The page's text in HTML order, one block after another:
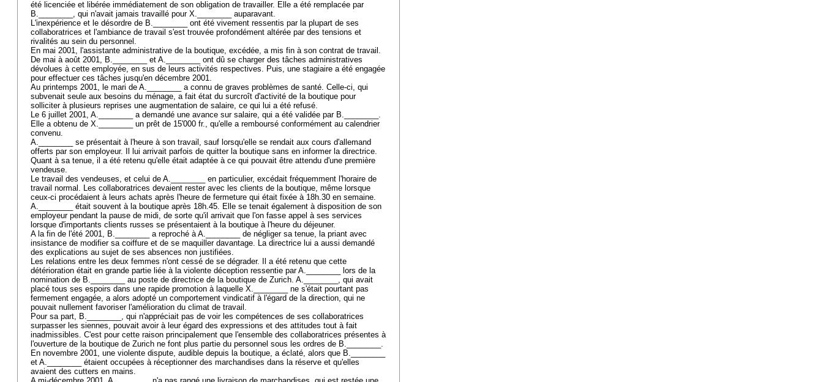
été licenciée et libérée immédiatement de son obligation de travailler. Elle a été remplacée par
B.________, qui n'avait jamais travaillé pour X.________ auparavant.
L'inexpérience et le désordre de B.________ ont été vivement ressentis par la plupart de ses
collaboratrices et l'ambiance de travail s'est trouvée profondément altérée par des tensions et
rivalités au sein du personnel.
En mai 2001, l'assistante administrative de la boutique, excédée, a mis fin à son contrat de travail.
De mai à août 2001, B.________ et A.________ ont dû se charger des tâches administratives
dévolues à cette employée, en sus de leurs activités respectives. Puis, une stagiaire a été engagée
pour effectuer ces tâches jusqu'en décembre 2001.
Au printemps 2001, le mari de A.________ a connu de graves problèmes de santé. Celle-ci, qui
subvenait seule aux besoins du ménage, a fait état du surcroît d'activité de la boutique pour
solliciter à plusieurs reprises une augmentation de salaire, ce qui lui a été refusé.
Le 6 juillet 2001, A.________ a demandé une avance sur salaire, qui a été validée par B.________.
Elle a obtenu de X.________ un prêt de 15'000 fr., qu'elle a remboursé conformément au calendrier
convenu.
A.________ se présentait à l'heure à son travail, sauf lorsqu'elle se rendait aux cours d'allemand
offerts par son employeur. Il lui arrivait parfois de quitter la boutique sans en informer la directrice.
Quant à sa tenue, il a été retenu qu'elle était adaptée à ce qui pouvait être attendu d'une première
vendeuse.
Le travail des vendeuses, et celui de A.________ en particulier, excédait fréquemment l'horaire de
travail normal. Les collaboratrices devaient rester avec les clients de la boutique, même lorsque
ceux-ci procédaient à leurs achats après l'heure de fermeture qui était fixée à 18h.30 en semaine.
A.________ était souvent à la boutique après 18h.45. Elle se tenait également à disposition de son
employeur pendant la pause de midi, de sorte qu'il arrivait que l'on fasse appel à ses services
lorsque d'importants clients russes se présentaient à la boutique à l'heure du déjeuner.
A la fin de l'été 2001, B.________ a reproché à A.________ de négliger sa tenue, la priant avec
insistance de modifier sa coiffure et de se maquiller davantage. La directrice lui a aussi demandé
des explications au sujet de ses absences non justifiées.
Les relations entre les deux femmes n'ont cessé de se dégrader. Il a été retenu que cette
détérioration était en grande partie liée à la violente déception ressentie par A.________ lors de la
nomination de B.________ au poste de directrice de la boutique de Zurich. A.________, qui avait
placé tous ses espoirs dans une rapide promotion à laquelle X.________ ne s'était pourtant pas
fermement engagée, a alors adopté un comportement vindicatif à l'égard de la direction, qui ne
pouvait nullement favoriser l'amélioration du climat de travail.
Pour sa part, B.________, qui n'appréciait pas de voir les compétences de ses collaboratrices
surpasser les siennes, pouvait avoir à leur égard des expressions et des attitudes tout à fait
inadmissibles. C'est pour cette raison principalement que l'ensemble des collaboratrices présentes à
l'ouverture de la boutique de Zurich ne font plus partie du personnel sous les ordres de B.________.
En novembre 2001, une violente dispute, audible depuis la boutique, a éclaté, alors que B.________
et A.________ étaient occupées à réceptionner des marchandises dans la réserve et qu'elles
avaient des cutters en mains.